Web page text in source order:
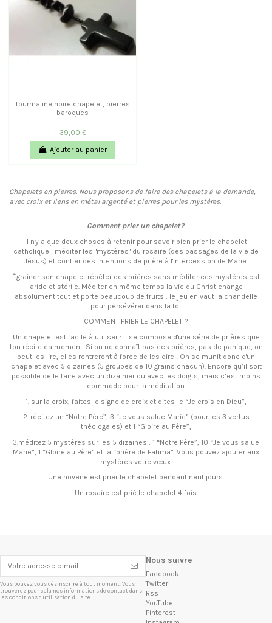
Tourmaline noire chapelet, pierres
baroques
39,00 €
Ajouter au panier
Chapelets en pierres. Nous proposons de faire des chapelets à la demande,
avec croix et liens en métal argenté et pierres pour les mystères.
Comment prier un chapelet?
Il n'y a que deux choses à retenir pour savoir bien prier le chapelet
catholique : méditer les "mystères" du rosaire (des passages de la vie de
Jésus) et confier des intentions de prière à l'intercession de Marie.
Égrainer son chapelet répéter des prières sans méditer ces mystères est
aride et stérile. Méditer en même temps la vie du Christ change
absolument tout et porte beaucoup de fruits : le jeu en vaut la chandelle
pour persévérer dans la foi.
COMMENT PRIER LE CHAPELET ?
Un chapelet est facile à utiliser : il se compose d'une série de prières que
l'on récite calmement. Si on ne connaît pas ces prières, pas de panique, on
peut les lire, elles rentreront à force de les dire ! On se munit donc d'un
chapelet avec 5 dizaines (5 groupes de 10 grains chacun). Encore qu’il soit
possible de le faire avec un dizainier ou avec les doigts, mais c’est moins
commode pour la méditation.
1. sur la croix, faites le signe de croix et dites-le “Je crois en Dieu”,
2. récitez un “Notre Père”, 3 “Je vous salue Marie” (pour les 3 vertus
théologales) et 1 “Gloire au Père”,
3.méditez 5 mystères sur les 5 dizaines : 1 “Notre Père”, 10 “Je vous salue
Marie”, 1 “Gloire au Père” et la “prière de Fatima”. Vous pouvez ajouter aux
mystères votre vœux.
Une novene est prier le chapelet pendant neuf jours.
Un rosaire est prié le chapelet 4 fois.
Vous pouvez vous désinscrire à tout moment. Vous
trouverez pour cela nos informations de contact dans
les conditions d'utilisation du site.
Nous suivre
Facebook
Twitter
Rss
YouTube
Pinterest